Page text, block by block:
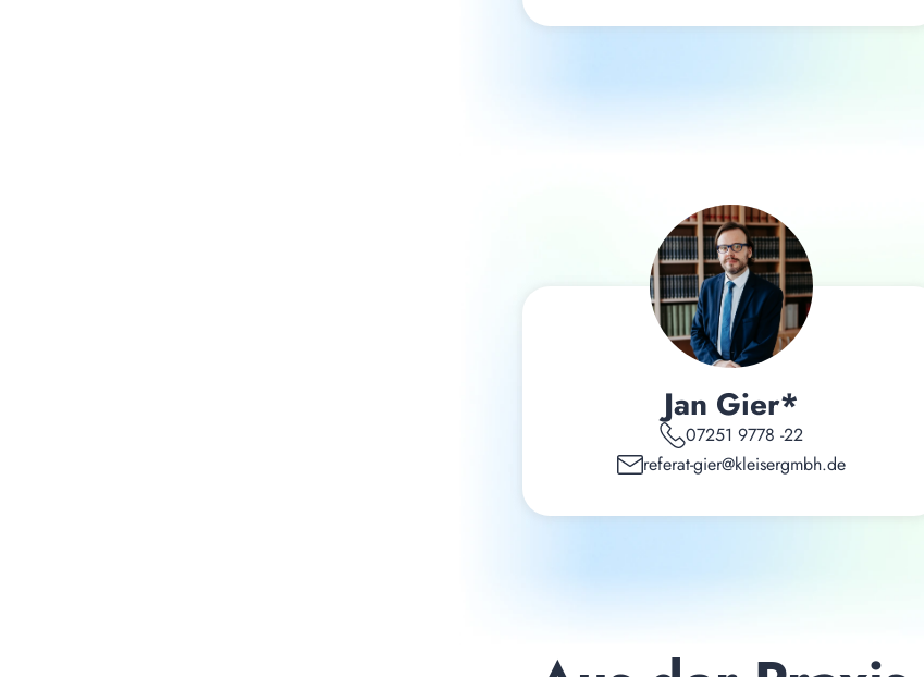
Jan Gier*
07251 9778 -22
referat-gier@kleisergmbh.de